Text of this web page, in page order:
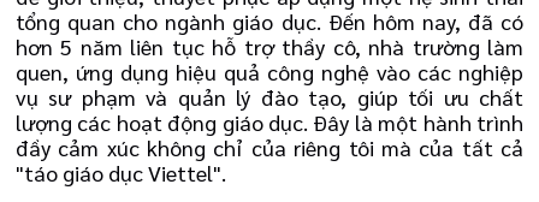
tổng quan cho ngành giáo dục. Đến hôm nay, đã có
hơn 5 năm liên tục hỗ trợ thầy cô, nhà trường làm
quen, ứng dụng hiệu quả công nghệ vào các nghiệp
vụ sư phạm và quản lý đào tạo, giúp tối ưu chất
lượng các hoạt động giáo dục. Đây là một hành trình
đầy cảm xúc không chỉ của riêng tôi mà của tất cả
"táo giáo dục Viettel".